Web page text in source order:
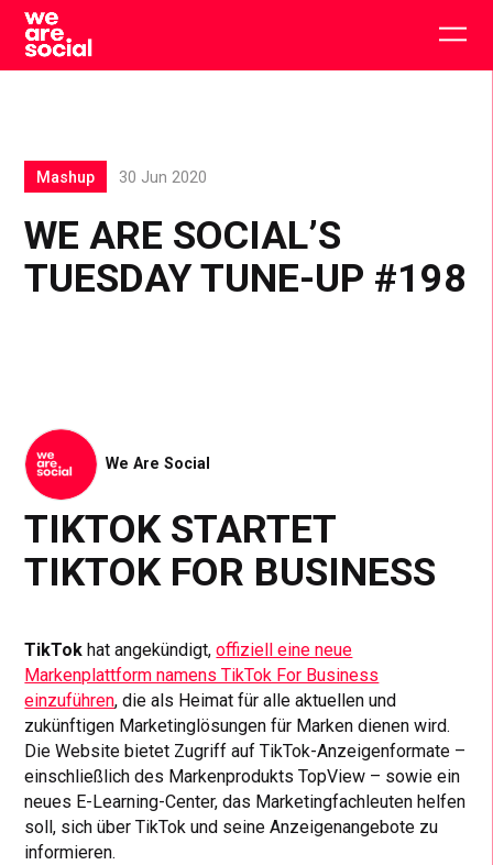
Skip
content
WE ARE SOCIAL’S
TUESDAY TUNE-UP #198
Mashup 30 Jun 2020
We Are Social
TIKTOK STARTET
TIKTOK FOR BUSINESS
TikTok hat angekündigt,offiziell eine neue
Markenplattform namens TikTok For Business
einzuführen, die als Heimat für alle aktuellen und
zukünftigen Marketinglösungen für Marken dienen wird.
Die Website bietet Zugriff auf TikTok-Anzeigenformate –
einschließlich des Markenprodukts TopView – sowie ein
neues E-Learning-Center, das Marketingfachleuten helfen
soll, sich über TikTok und seine Anzeigenangebote zu
informieren.